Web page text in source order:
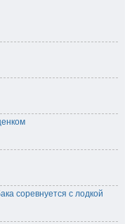
соревнуется с лодкой